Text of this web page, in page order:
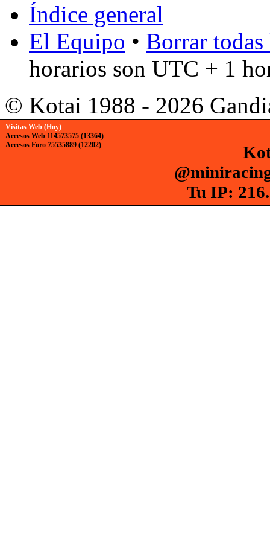
Índice general
El Equipo • Borrar
horarios son UTC + 1
© Kotai 1988 - 2026
Visitas Web (Hoy)
Accesos Web 114573575 (13364)
Accesos Foro 75535889 (12202)
Tu IP: